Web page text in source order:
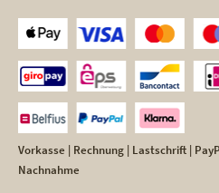
Vorkasse | Rechnung | Lastschrift |
Nachnahme